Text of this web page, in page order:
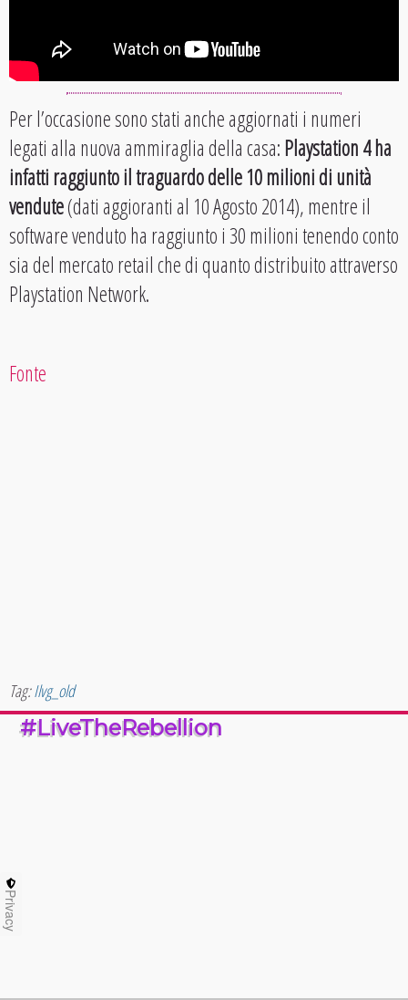
Per l’occasione sono stati anche aggiornati i numeri
legati alla nuova ammiraglia della casa:Playstation 4 ha
infatti raggiunto il traguardo delle 10 milioni di unità
vendute(dati aggioranti al 10 Agosto 2014), mentre il
software venduto ha raggiunto i 30 milioni tenendo conto
sia del mercato retail che di quanto distribuito attraverso
Playstation Network.
Fonte
Tag:Ilvg_old
#LiveTheRebellion
Privacy